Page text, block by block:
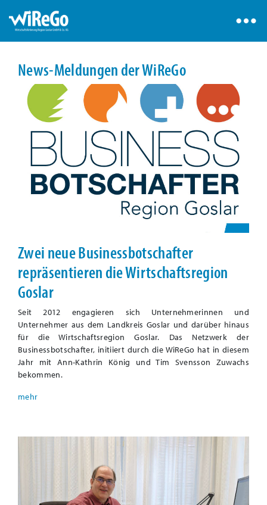
News-Meldungen der WiReGo
Zwei neue Businessbotschafter
repräsentieren die Wirtschaftsregion
Goslar
Seit 2012 engagieren sich Unternehmerinnen und
Unternehmer aus dem Landkreis Goslar und darüber hinaus
für die Wirtschaftsregion Goslar. Das Netzwerk der
Businessbotschafter, initiiert durch die WiReGo hat in diesem
Jahr mit Ann-Kathrin König und Tim Svensson Zuwachs
bekommen.